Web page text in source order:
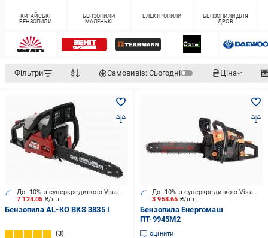
КИТАЙСЬКІ
БЕНЗОПИЛИ
БЕНЗОПИЛИ
МАЛЕНЬКІ
ЕЛЕКТРОПИЛИ
БЕНЗОПИЛИ ДЛЯ
ДРОВ
Фільтри Самовивіз: Сьогодні Ціна
7 124.05 ₴/шт.
До -10% з суперкредиткою Visa Вигода
Бензопила AL-KO BKS 3835 I
3
3 958.65 ₴/шт.
До -10% з суперкредиткою Visa Вигода
Бензопила Енергомаш
ПТ-9945М2
оцінити